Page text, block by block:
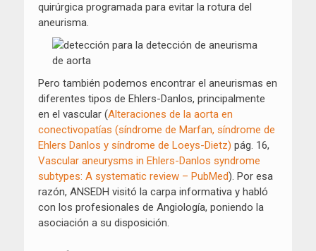
quirúrgica programada para evitar la rotura del
aneurisma.
Pero también podemos encontrar el aneurismas en
diferentes tipos de Ehlers-Danlos, principalmente
en el vascular (Alteraciones de la aorta en
conectivopatías (síndrome de Marfan, síndrome de
Ehlers Danlos y síndrome de Loeys-Dietz) pág. 16,
Vascular aneurysms in Ehlers-Danlos syndrome
subtypes: A systematic review – PubMed). Por esa
razón, ANSEDH visitó la carpa informativa y habló
con los profesionales de Angiología, poniendo la
asociación a su disposición.